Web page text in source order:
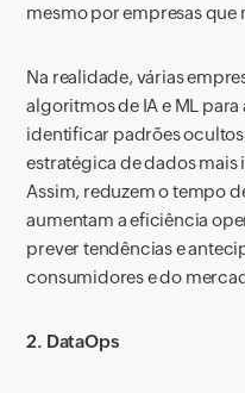
mesmo por empresas que
Na realidade, várias
algoritmos de IA e ML
identificar padrões
estratégica de dados
Assim, reduzem o tempo
aumentam a eficiência
prever tendências e
consumidores e do
2. DataOps